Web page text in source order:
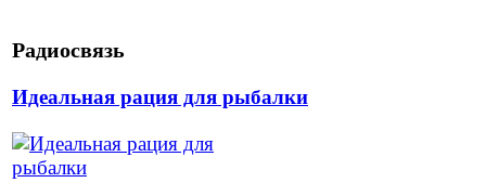
Радиосвязь
Идеальная рация для рыбалки